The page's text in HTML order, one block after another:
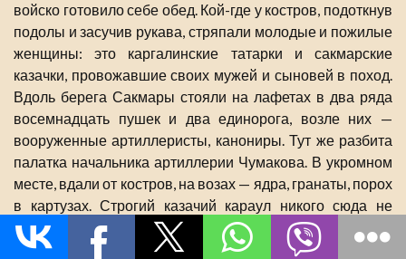
войско готовило себе обед. Кой-где у костров, подоткнув
подолы и засучив рукава, стряпали молодые и пожилые
женщины: это каргалинские татарки и сакмарские
казачки, провожавшие своих мужей и сыновей в поход.
Вдоль берега Сакмары стояли на лафетах в два ряда
восемнадцать пушек и два единорога, возле них —
вооруженные артиллеристы, канониры. Тут же разбита
палатка начальника артиллерии Чумакова. В укромном
месте, вдали от костров, на возах — ядра, гранаты, порох
в картузах. Строгий казачий караул никого сюда не
допускает. Возле палатки войскового начальника,
атамана Андрея Овчинникова, говорливая кучка